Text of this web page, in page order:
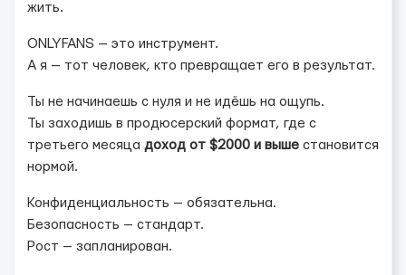
жить.
ONLYFANS — это инструмент.
А я — тот человек, кто превращает его в результат.
Ты не начинаешь с нуля и не идёшь на ощупь.
Ты заходишь в продюсерский формат, где с
третьего месяца доход от $2000 и выше становится
нормой.
Конфиденциальность — обязательна.
Безопасность — стандарт.
Рост — запланирован.